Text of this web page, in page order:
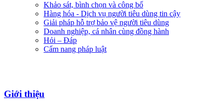
Khảo sát, bình chọn và công bố
Hàng hóa - Dịch vụ người tiêu dùng tin cậy
Giải pháp hỗ trợ bảo vệ người tiêu dùng
Doanh nghiệp, cá nhân cùng đồng hành
Hỏi – Đáp
Cẩm nang pháp luật
Giới thiệu